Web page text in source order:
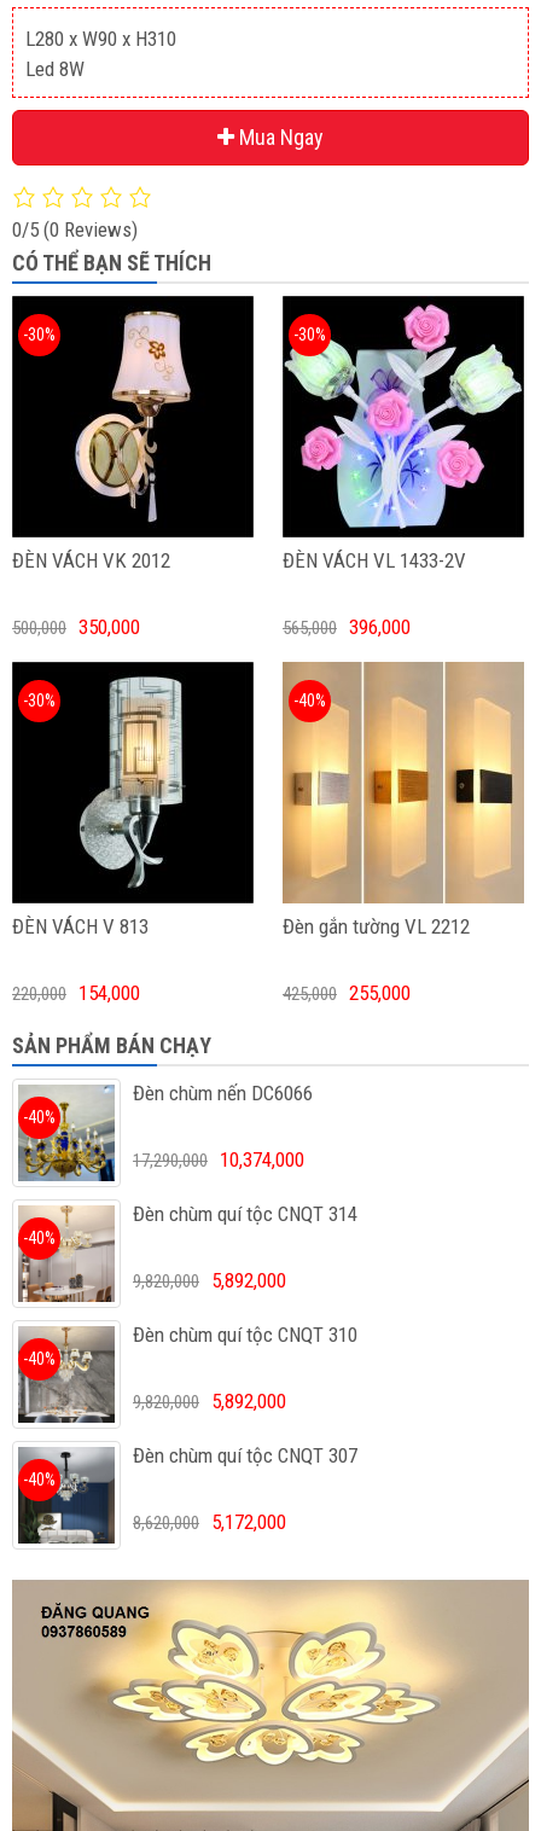
L280 x W90 x H310
Led 8W
Mua Ngay
0/5 (0 Reviews)
CÓ THỂ BẠN SẼ THÍCH
ĐÈN VÁCH VK 2012
-30%
500,000 350,000
ĐÈN VÁCH VL 1433-2V
-30%
565,000 396,000
ĐÈN VÁCH V 813
-30%
220,000 154,000
Đèn gắn tường VL 2212
-40%
425,000 255,000
SẢN PHẨM BÁN CHẠY
Đèn chùm nến DC6066
-40%
17,290,000 10,374,000
Đèn chùm quí tộc CNQT 314
-40%
9,820,000 5,892,000
Đèn chùm quí tộc CNQT 310
-40%
9,820,000 5,892,000
Đèn chùm quí tộc CNQT 307
-40%
8,620,000 5,172,000